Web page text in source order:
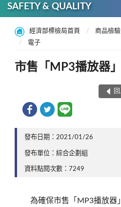
SAFETY & QUALITY
經濟部標檢局首頁 商品檢驗
電子
市售「MP3播放器
發布日期：2021/01/26
發布單位：綜合企劃組
資料點閱次數：7249
為確保市售「MP3播放器